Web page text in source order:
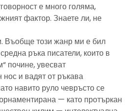
е много голяма,
фактор. Знаете ли, не
Въобще този жанр ми е бил
ръка писатели, които в
почине, увесват
и вадят от ръкава
навито руло чевръсто се
— като протъркан